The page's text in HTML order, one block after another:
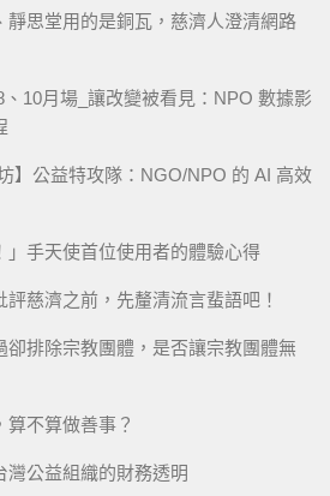
靜思堂用的是銅瓦，慈濟人澄清網路
、10月場_讓改變被看見：NPO 數據影
】公益特攻隊：NGO/NPO 的 AI 高效
」手天使首位使用者的體驗心得
慈濟之前，先釐清流言蜚語吧！
卻排除宗教團體，是否讓宗教團體無
不算做善事？
公益組織的財務透明